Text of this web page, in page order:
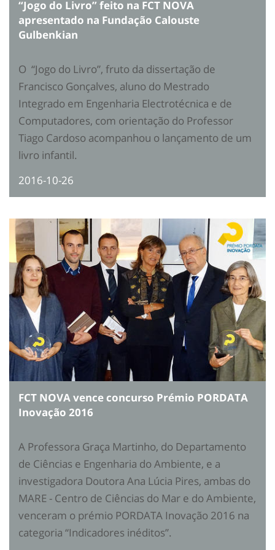
“Jogo do Livro” feito na FCT NOVA
apresentado na Fundação Calouste
Gulbenkian
O “Jogo do Livro”, fruto da dissertação de
Francisco Gonçalves, aluno do Mestrado
Integrado em Engenharia Electrotécnica e de
Computadores, com orientação do Professor
Tiago Cardoso acompanhou o lançamento de um
livro infantil.
2016-10-26
FCT NOVA vence concurso Prémio PORDATA
Inovação 2016
A Professora Graça Martinho, do Departamento
de Ciências e Engenharia do Ambiente, e a
investigadora Doutora Ana Lúcia Pires, ambas do
MARE - Centro de Ciências do Mar e do Ambiente,
venceram o prémio PORDATA Inovação 2016 na
categoria “Indicadores inéditos”.